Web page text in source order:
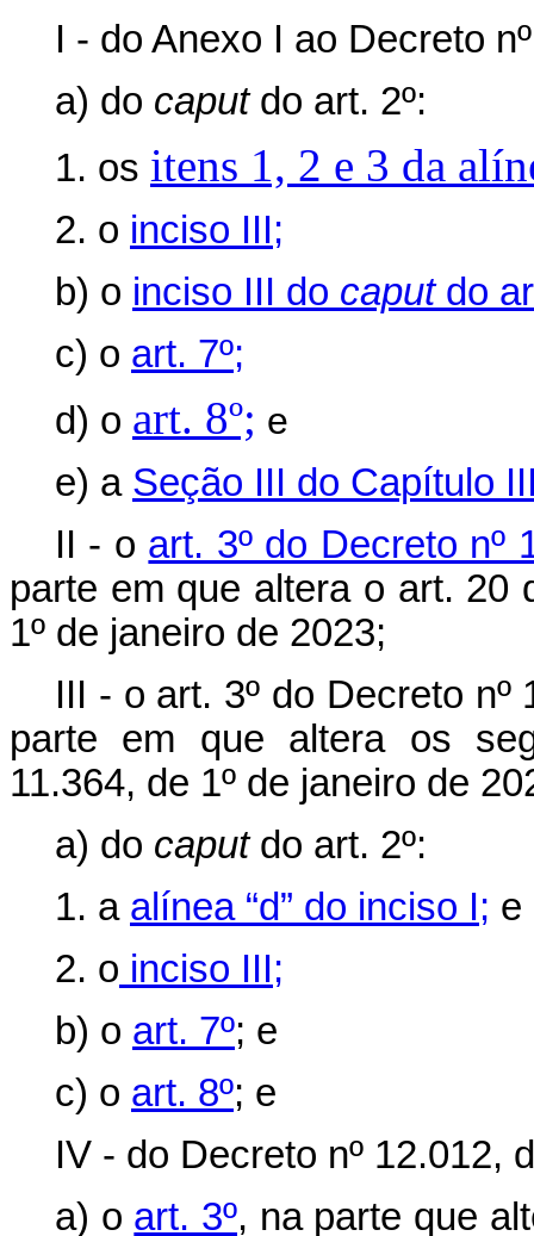
I - do Anexo I ao Decreto
a) do caput do art. 2º:
1. os itens 1, 2 e 3 da
2. o inciso III;
b) o inciso III do caputdo
c) o art. 7º;
d) o art. 8º; e
e) a Seção III do Capítulo
II - o art. 3º do Decreto nº
parte em que altera o art. 20
1º de janeiro de 2023;
III - o art. 3º do Decreto
parte em que altera os
11.364, de 1º de janeiro de
a) do caput do art. 2º:
1. a alínea “d” do inciso I; e
2. o inciso III;
b) o art. 7º; e
c) o art. 8º; e
IV - do Decreto nº 12.012,
a) o art. 3º, na parte que